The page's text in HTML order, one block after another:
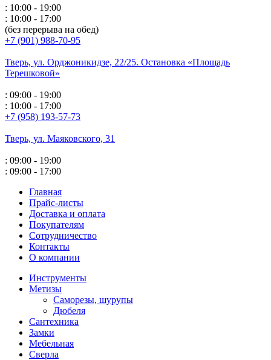
: 10:00 - 19:00
: 10:00 - 17:00
(без перерыва на обед)
+7 (901) 988-70-95
Тверь, ул. Орджоникидзе, 22/25. Остановка «Площадь
Терешковой»
: 09:00 - 19:00
: 10:00 - 17:00
+7 (958) 193-57-73
Тверь, ул. Маяковского, 31
: 09:00 - 19:00
: 09:00 - 17:00
Главная
Прайс-листы
Доставка и оплата
Покупателям
Сотрудничество
Контакты
О компании
Инструменты
Метизы
Саморезы, шурупы
Дюбеля
Сантехника
Замки
Мебельная
Сверла